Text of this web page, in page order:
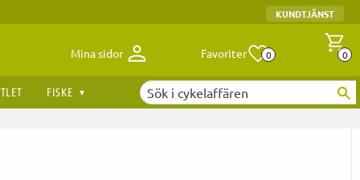
KUNDTJÄNST
Mina sidor Favoriter Antal
0 0
FISKE